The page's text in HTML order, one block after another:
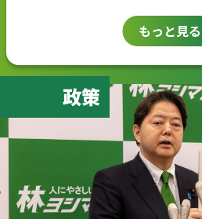
もっと見る
政策